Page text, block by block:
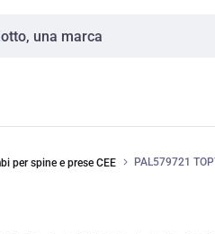
per spine e prese CEE PAL579721